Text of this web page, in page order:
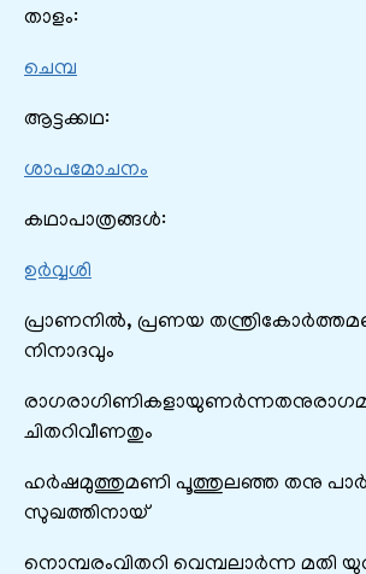
താളം:
ചെമ്പ
ആട്ടക്കഥ:
ശാപമോചനം
കഥാപാത്രങ്ങൾ:
ഉർവ്വശി
പ്രാണനിൽ, പ്രണയ
നിനാദവും
ചിതറിവീണതും
ഹർഷമുത്തുമണി പൂത്തുലഞ്ഞ തനു
സുഖത്തിനായ്
നൊമ്പരംവിതറി വെമ്പലാർന്ന മതി